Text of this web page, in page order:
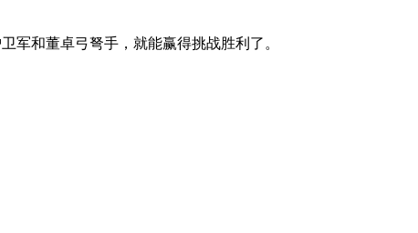
和董卓弓弩手，就能赢得挑战胜利了。